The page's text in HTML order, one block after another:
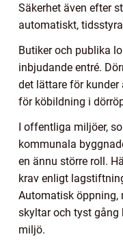
Säkerhet även efter
automatiskt,
Butiker och publika
inbjudande entré.
det lättare för
för köbildning i
I offentliga miljöer,
kommunala
en ännu större roll.
krav enligt
Automatisk öppning,
skyltar och tyst gång
miljö.